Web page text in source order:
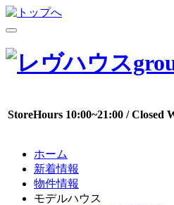
StoreHours 10:00~21:00 / Closed
ホーム
新着情報
物件情報
モデルハウス